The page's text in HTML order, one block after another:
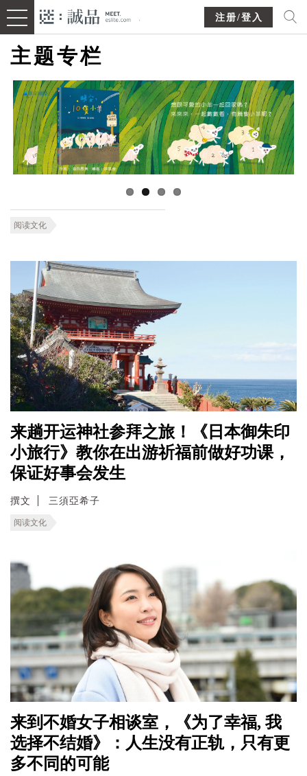
注册/登入
主题专栏
阅读文化
来趟开运神社参拜之旅！《日本御朱印
小旅行》教你在出游祈福前做好功课，
保证好事会发生
撰文 三須亞希子
阅读文化
来到不婚女子相谈室，《为了幸福, 我
选择不结婚》：人生没有正轨，只有更
多不同的可能